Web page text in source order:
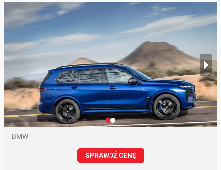
BMW
SPRAWDŹ CENĘ